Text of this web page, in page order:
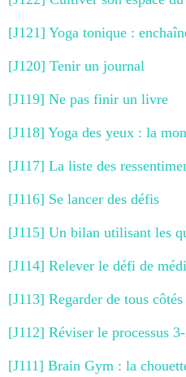
[J121] Yoga tonique :
[J120] Tenir un journal
[J119] Ne pas finir un livre
[J118] Yoga des yeux : la
[J117] La liste des
[J116] Se lancer des défis
[J115] Un bilan utilisant les
[J114] Relever le défi de
[J113] Regarder de tous
[J112] Réviser le processus
[J111] Brain Gym : la